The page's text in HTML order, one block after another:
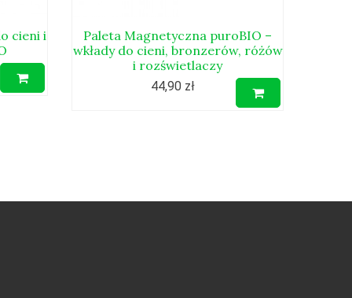
cieni i
Paleta Magnetyczna puroBIO –
wkłady do cieni, bronzerów, różów
i rozświetlaczy
44,90 zł